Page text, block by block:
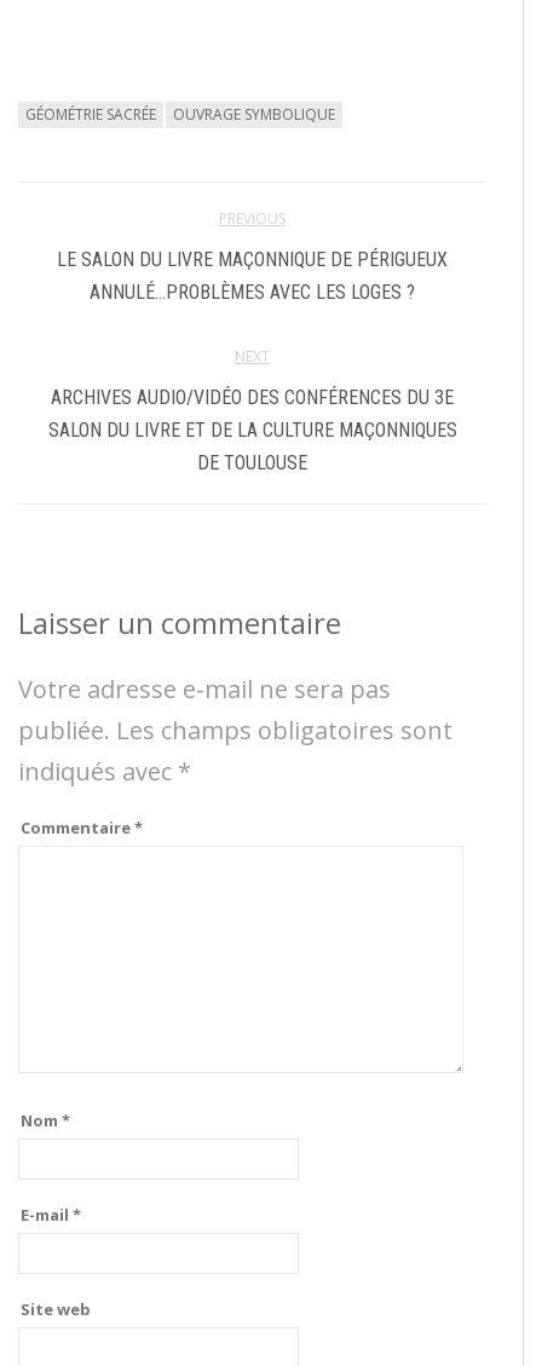
GÉOMÉTRIE SACRÉE OUVRAGE SYMBOLIQUE
PREVIOUS
LE SALON DU LIVRE MAÇONNIQUE DE PÉRIGUEUX
ANNULÉ…PROBLÈMES AVEC LES LOGES ?
NEXT
ARCHIVES AUDIO/VIDÉO DES CONFÉRENCES DU 3E
SALON DU LIVRE ET DE LA CULTURE MAÇONNIQUES
DE TOULOUSE
Laisser un commentaire
Votre adresse e-mail ne sera pas
publiée. Les champs obligatoires sont
indiqués avec *
Commentaire*
Nom *
E-mail *
Site web